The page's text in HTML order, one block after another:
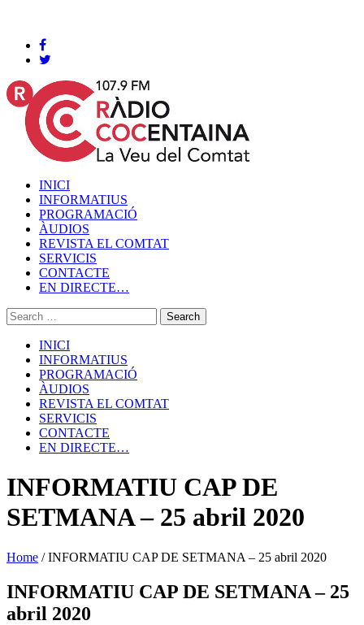
INICI
INFORMATIUS
PROGRAMACIÓ
ÀUDIOS
REVISTA EL COMTAT
SERVICIS
CONTACTE
EN DIRECTE…
INICI
INFORMATIUS
PROGRAMACIÓ
ÀUDIOS
REVISTA EL COMTAT
SERVICIS
CONTACTE
EN DIRECTE…
INFORMATIU CAP DE
SETMANA – 25 abril 2020
Home /INFORMATIU CAP DE SETMANA – 25 abril 2020
INFORMATIU CAP DE SETMANA – 25
abril 2020